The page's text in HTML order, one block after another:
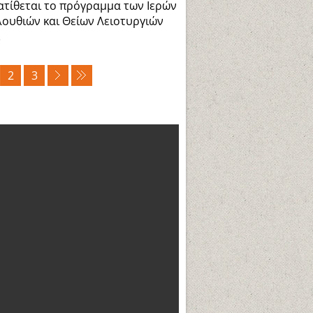
το πρόγραμμα των Ιερών
και Θείων Λειοτυργιών
2 3